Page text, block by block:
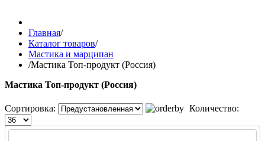
Главная/
Каталог товаров/
Мастика и марципан
/Мастика Топ-продукт (Россия)
Мастика Топ-продукт (Россия)
Сортировка: Количество: